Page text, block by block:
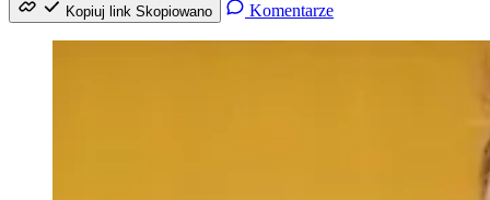
Kopiuj link Skopiowano Komentarze